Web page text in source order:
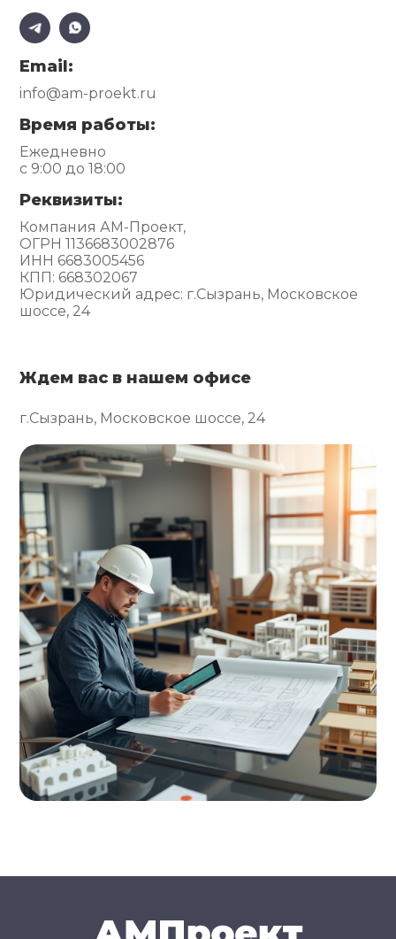
Email:
info@am-proekt.ru
Время работы:
Ежедневно
с 9:00 до 18:00
Реквизиты:
Компания АМ-Проект,
ОГРН 1136683002876
ИНН 6683005456
КПП: 668302067
Юридический адрес: г.Сызрань, Московское
шоссе, 24
Ждем вас в нашем офисе
г.Сызрань, Московское шоссе, 24